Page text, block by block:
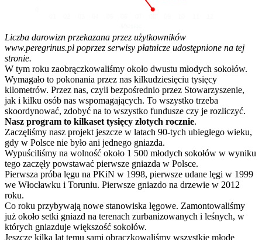
Liczba darowizn przekazana przez użytkowników
www.peregrinus.pl poprzez serwisy płatnicze udostępnione na tej
stronie.
W tym roku zaobrączkowaliśmy około dwustu młodych sokołów.
Wymagało to pokonania przez nas kilkudziesięciu tysięcy
kilometrów. Przez nas, czyli bezpośrednio przez Stowarzyszenie,
jak i kilku osób nas wspomagających. To wszystko trzeba
skoordynować, zdobyć na to wszystko fundusze czy je rozliczyć.
Nasz program to kilkaset tysięcy złotych rocznie.
Zaczęliśmy nasz projekt jeszcze w latach 90-tych ubiegłego wieku,
gdy w Polsce nie było ani jednego gniazda.
Wypuściliśmy na wolność około 1 500 młodych sokołów w wyniku
tego zaczęły powstawać pierwsze gniazda w Polsce.
Pierwsza próba lęgu na PKiN w 1998, pierwsze udane lęgi w 1999
we Włocławku i Toruniu. Pierwsze gniazdo na drzewie w 2012
roku.
Co roku przybywają nowe stanowiska lęgowe. Zamontowaliśmy
już około setki gniazd na terenach zurbanizowanych i leśnych, w
których gniazduje większość sokołów.
Jeszcze kilka lat temu sami obrączkowaliśmy wszystkie młode